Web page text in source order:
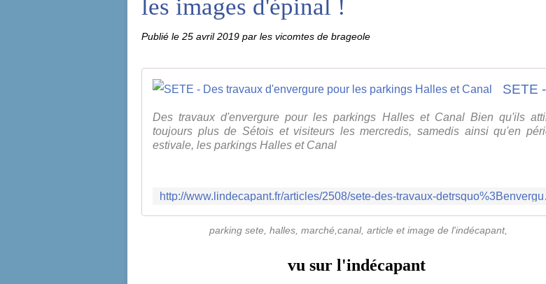
les images d'épinal !
Publié le 25 avril 2019 par les vicomtes de brageole
Des travaux d'envergure pour les parkings Halles et Canal Bien qu'ils
toujours plus de Sétois et visiteurs les mercredis, samedis ainsi qu'en
estivale, les parkings Halles et Canal
http://
parking sete, halles, marché,canal, article et image de l'indécapant,
vu sur l'indécapant